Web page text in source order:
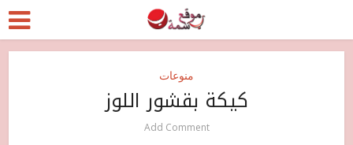
منوعات
كيكة بقشور اللوز
Add Comment